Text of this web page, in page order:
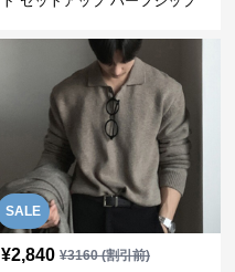
SALE
¥2,840 ¥3160(割引前)